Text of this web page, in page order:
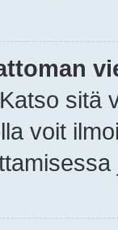
sitä
voit